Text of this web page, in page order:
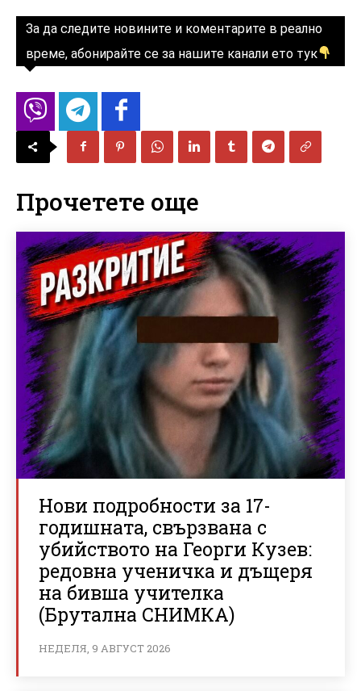
За да следите новините и коментарите в реално
време, абонирайте се за нашите канали ето тук
Прочетете още
Нови подробности за 17-
годишната, свързвана с
убийството на Георги Кузев:
редовна ученичка и дъщеря
на бивша учителка
(Брутална СНИМКА)
НЕДЕЛЯ, 9 АВГУСТ 2026